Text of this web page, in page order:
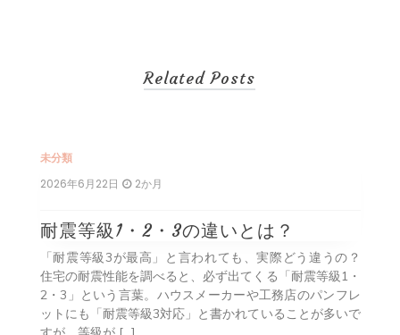
シ
ョ
ン
Related Posts
未分類
2026年6月22日 2か月
耐震等級1・2・3の違いとは？
「耐震等級3が最高」と言われても、実際どう違うの？
住宅の耐震性能を調べると、必ず出てくる「耐震等級1・
2・3」という言葉。ハウスメーカーや工務店のパンフレ
ットにも「耐震等級3対応」と書かれていることが多いで